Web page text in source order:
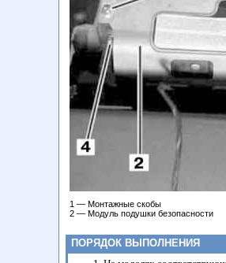
1 — Монтажные скобы
2 — Модуль подушки безопасности
ПОРЯДОК ВЫПОЛНЕНИЯ